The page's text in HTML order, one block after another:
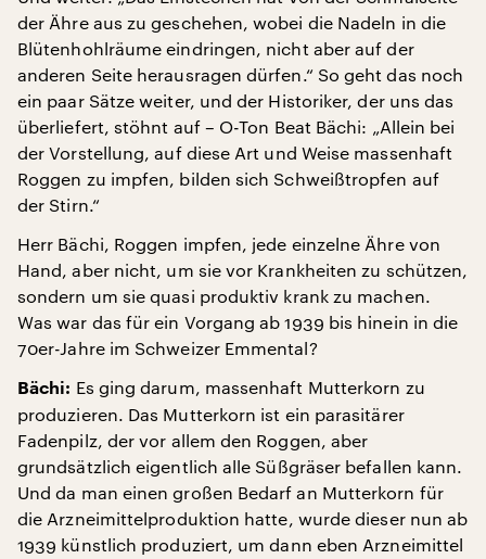
der Ähre aus zu geschehen, wobei die Nadeln in die
Blütenhohlräume eindringen, nicht aber auf der
anderen Seite herausragen dürfen.“ So geht das noch
ein paar Sätze weiter, und der Historiker, der uns das
überliefert, stöhnt auf – O-Ton Beat Bächi: „Allein bei
der Vorstellung, auf diese Art und Weise massenhaft
Roggen zu impfen, bilden sich Schweißtropfen auf
der Stirn.“
Herr Bächi, Roggen impfen, jede einzelne Ähre von
Hand, aber nicht, um sie vor Krankheiten zu schützen,
sondern um sie quasi produktiv krank zu machen.
Was war das für ein Vorgang ab 1939 bis hinein in die
70er-Jahre im Schweizer Emmental?
Bächi: Es ging darum, massenhaft Mutterkorn zu
produzieren. Das Mutterkorn ist ein parasitärer
Fadenpilz, der vor allem den Roggen, aber
grundsätzlich eigentlich alle Süßgräser befallen kann.
Und da man einen großen Bedarf an Mutterkorn für
die Arzneimittelproduktion hatte, wurde dieser nun ab
1939 künstlich produziert, um dann eben Arzneimittel